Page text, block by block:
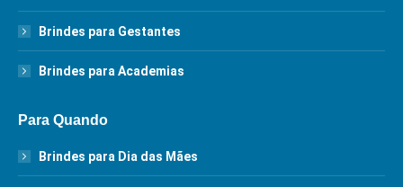
Brindes para Gestantes
Brindes para Academias
Para Quando
Brindes para Dia das Mães